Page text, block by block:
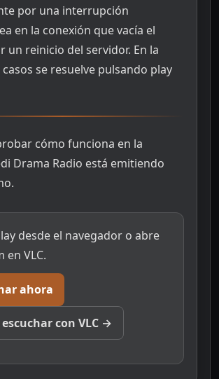
por una interrupción
en la conexión que vacía el
un reinicio del servidor. En la
se resuelve pulsando play
cómo funciona en la
Drama Radio está emitiendo
desde el navegador o abre
en VLC.
ahora
con VLC →